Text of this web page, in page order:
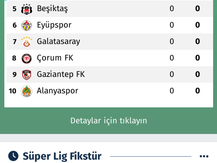
5 Beşiktaş 0 0
6 Eyüpspor 0 0
7 Galatasaray 0 0
8 Çorum FK 0 0
9 Gaziantep FK 0 0
10 Alanyaspor 0 0
Detaylar için tıklayın
Süper Lig Fikstür